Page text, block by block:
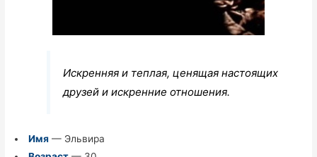
Искренняя и теплая, ценящая настоящих
друзей и искренние отношения.
Имя— Эльвира